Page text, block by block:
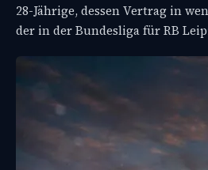
28-Jährige, dessen Vertrag in
der in der Bundesliga für RB